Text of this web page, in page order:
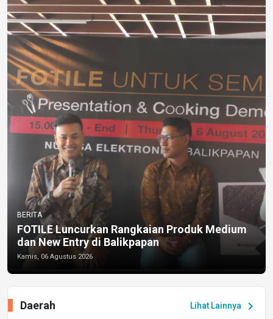
BERITA
FOTILE Luncurkan Rangkaian Produk Medium
dan New Entry di Balikpapan
Kamis, 06 Agustus 2026
Lihat Lainnya chevron_right
Daerah